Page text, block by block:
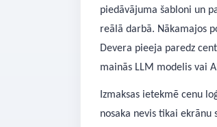
piedāvājuma šabloni un
reālā darbā. Nākamajos
Devera pieeja paredz
mainās LLM modelis vai
Izmaksas ietekmē cenu
nosaka nevis tikai